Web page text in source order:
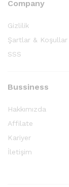
Company
Gizlilik
Şartlar & Koşullar
SSS
Bussiness
Hakkımızda
Affilate
Kariyer
İletişim